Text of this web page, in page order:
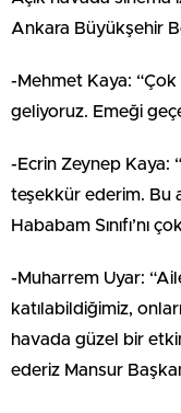
Ankara Büyükşehir
-Mehmet Kaya:
geliyoruz. Emeği
-Ecrin Zeynep Kaya:
teşekkür ederim. Bu
Hababam Sınıfı’nı
-Muharrem Uyar:
katılabildiğimiz,
havada güzel bir
ederiz Mansur